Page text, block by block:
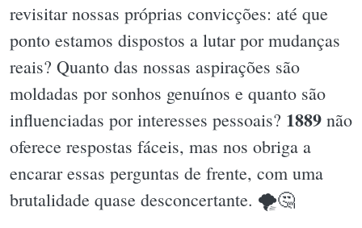
revisitar nossas próprias convicções: até que
ponto estamos dispostos a lutar por mudanças
reais? Quanto das nossas aspirações são
moldadas por sonhos genuínos e quanto são
influenciadas por interesses pessoais? 1889 não
oferece respostas fáceis, mas nos obriga a
encarar essas perguntas de frente, com uma
brutalidade quase desconcertante. 🌪🤔